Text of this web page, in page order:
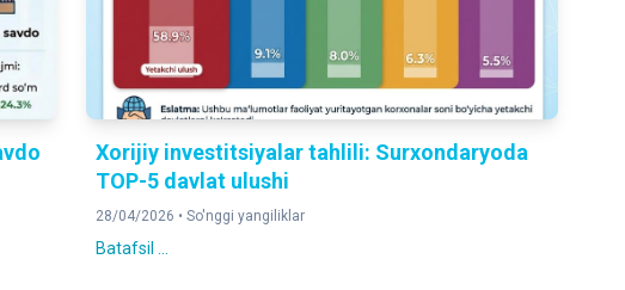
Xorijiy investitsiyalar tahlili: Surxondaryoda
TOP-5 davlat ulushi
28/04/2026 •So'nggi yangiliklar
Batafsil ...